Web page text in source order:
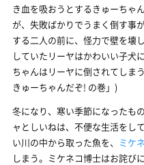
き血を吸おうとするきゅーちゃ
が、失敗ばかりでうまく倒す事
する二人の前に、怪力で壁を壊
していたリーヤはかわいい子犬
ちゃんはリーヤに倒されてしま
きゅーちゃんだぞ! の巻」)
冬になり、寒い季節になったも
ャとしいねは、不便な生活をし
い川の中から取った魚を、 ミケ
しまう。ミケネコ博士はお詫び